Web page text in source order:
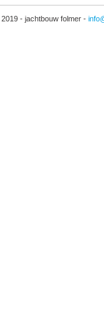
2019 - jachtbouw folmer -